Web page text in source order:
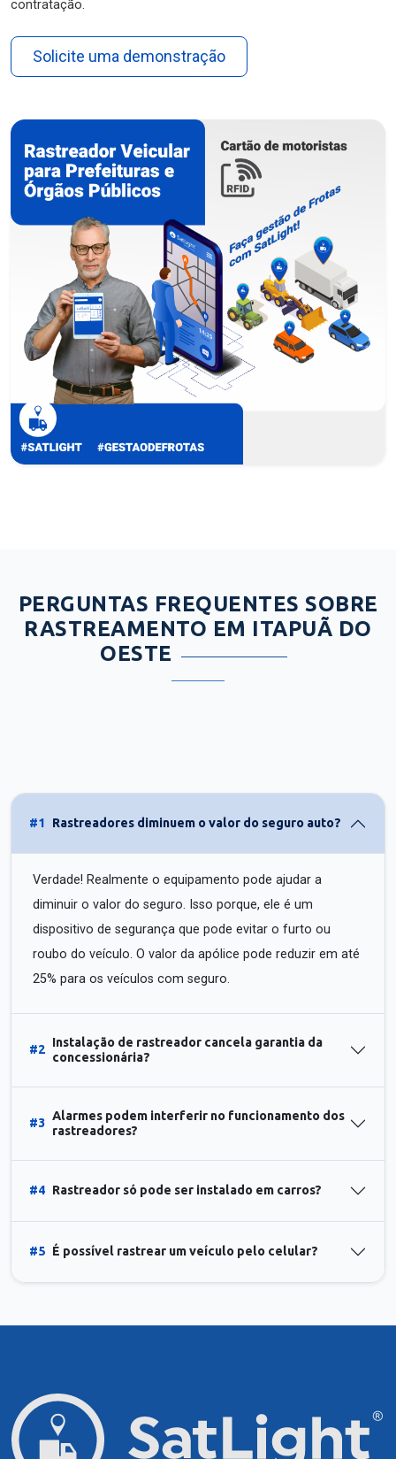
contratação.
Solicite uma demonstração
PERGUNTAS FREQUENTES SOBRE
RASTREAMENTO EM ITAPUÃ DO
OESTE
#1 Rastreadores diminuem o valor do seguro auto?
Verdade! Realmente o equipamento pode ajudar a
diminuir o valor do seguro. Isso porque, ele é um
dispositivo de segurança que pode evitar o furto ou
roubo do veículo. O valor da apólice pode reduzir em até
25% para os veículos com seguro.
#2
Instalação de rastreador cancela garantia da
concessionária?
#3
Alarmes podem interferir no funcionamento dos
rastreadores?
#4 Rastreador só pode ser instalado em carros?
#5 É possível rastrear um veículo pelo celular?